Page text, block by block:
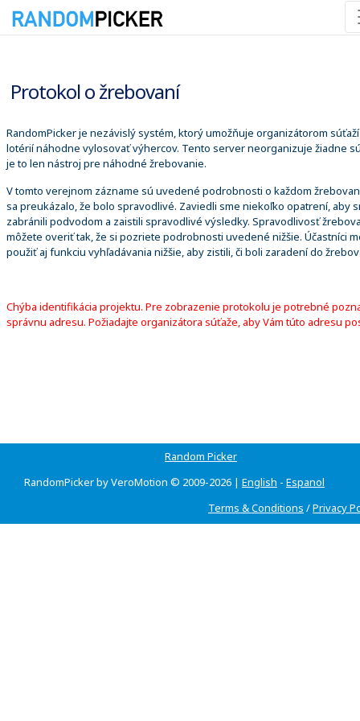
Protokol o žrebovaní
RandomPicker je nezávislý systém, ktorý umožňuje organizátorom
lotérií náhodne vylosovať výhercov. Tento server neorganizuje žiadne
je to len nástroj pre náhodné žrebovanie.
V tomto verejnom zázname sú uvedené podrobnosti o každom
sa preukázalo, že bolo spravodlivé. Zaviedli sme niekoľko opatrení, aby
zabránili podvodom a zaistili spravodlivé výsledky. Spravodlivosť
môžete overiť tak, že si pozriete podrobnosti uvedené nižšie. Účastníci
použiť aj funkciu vyhľadávania nižšie, aby zistili, či boli zaradení do
Chýba identifikácia projektu. Pre zobrazenie protokolu je potrebné
správnu adresu. Požiadajte organizátora súťaže, aby Vám túto adresu
Random Picker
RandomPicker by VeroMotion © 2009-2026 | English - Espanol
Terms & Conditions /Privacy